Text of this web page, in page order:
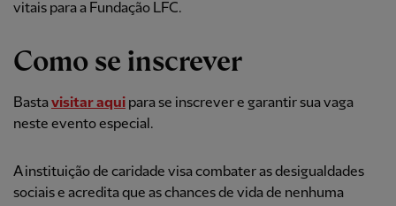
vitais para a Fundação LFC.
Como se inscrever
Bastavisitar aqui para se inscrever e garantir sua vaga
neste evento especial.
A instituição de caridade visa combater as desigualdades
sociais e acredita que as chances de vida de nenhuma